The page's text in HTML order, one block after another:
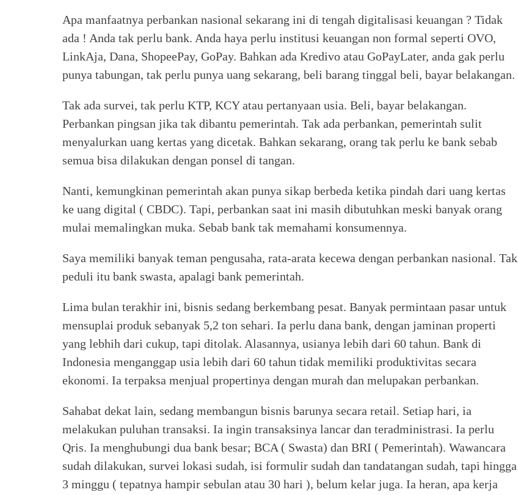
Apa manfaatnya perbankan nasional sekarang ini di tengah digitalisasi keuangan ? Tidak
ada ! Anda tak perlu bank. Anda haya perlu institusi keuangan non formal seperti OVO,
LinkAja, Dana, ShopeePay, GoPay. Bahkan ada Kredivo atau GoPayLater, anda gak perlu
punya tabungan, tak perlu punya uang sekarang, beli barang tinggal beli, bayar belakangan.
Tak ada survei, tak perlu KTP, KCY atau pertanyaan usia. Beli, bayar belakangan.
Perbankan pingsan jika tak dibantu pemerintah. Tak ada perbankan, pemerintah sulit
menyalurkan uang kertas yang dicetak. Bahkan sekarang, orang tak perlu ke bank sebab
semua bisa dilakukan dengan ponsel di tangan.
Nanti, kemungkinan pemerintah akan punya sikap berbeda ketika pindah dari uang kertas
ke uang digital ( CBDC). Tapi, perbankan saat ini masih dibutuhkan meski banyak orang
mulai memalingkan muka. Sebab bank tak memahami konsumennya.
Saya memiliki banyak teman pengusaha, rata-arata kecewa dengan perbankan nasional. Tak
peduli itu bank swasta, apalagi bank pemerintah.
Lima bulan terakhir ini, bisnis sedang berkembang pesat. Banyak permintaan pasar untuk
mensuplai produk sebanyak 5,2 ton sehari. Ia perlu dana bank, dengan jaminan properti
yang lebhih dari cukup, tapi ditolak. Alasannya, usianya lebih dari 60 tahun. Bank di
Indonesia menganggap usia lebih dari 60 tahun tidak memiliki produktivitas secara
ekonomi. Ia terpaksa menjual propertinya dengan murah dan melupakan perbankan.
Sahabat dekat lain, sedang membangun bisnis barunya secara retail. Setiap hari, ia
melakukan puluhan transaksi. Ia ingin transaksinya lancar dan teradministrasi. Ia perlu
Qris. Ia menghubungi dua bank besar; BCA ( Swasta) dan BRI ( Pemerintah). Wawancara
sudah dilakukan, survei lokasi sudah, isi formulir sudah dan tandatangan sudah, tapi hingga
3 minggu ( tepatnya hampir sebulan atau 30 hari ), belum kelar juga. Ia heran, apa kerja